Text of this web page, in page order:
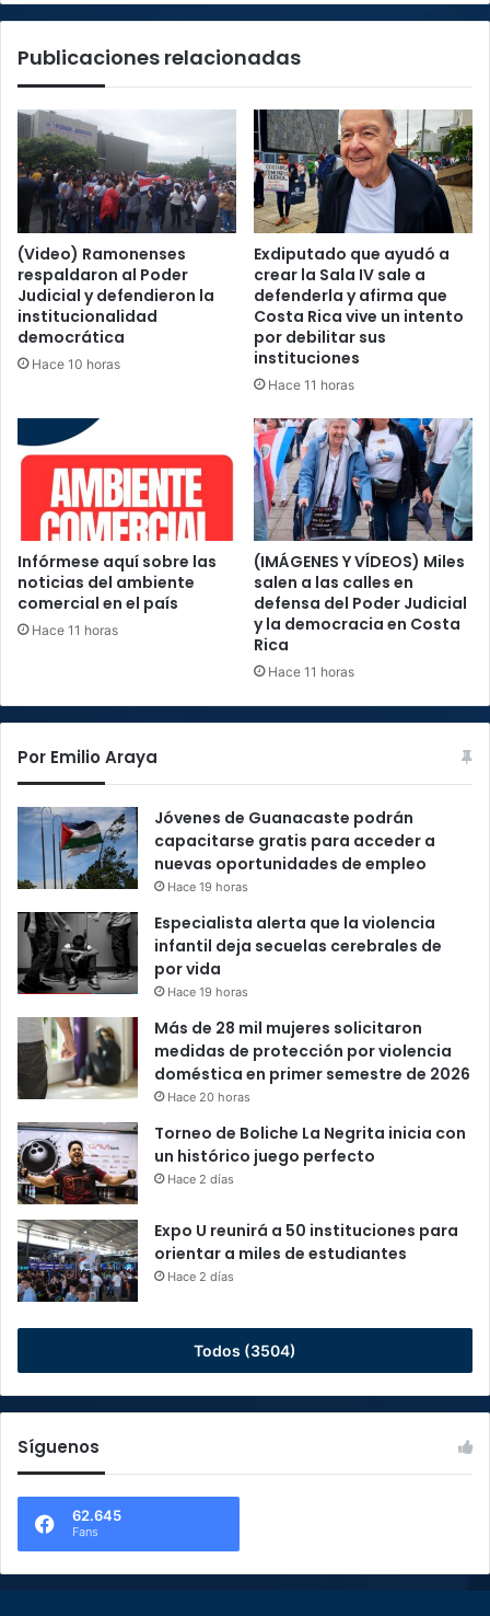
la
Publicaciones relacionadas
(Video) Ramonenses
respaldaron al Poder
Judicial y defendieron la
institucionalidad
democrática
Hace 10 horas
Exdiputado que ayudó a
crear la Sala IV sale a
defenderla y afirma que
Costa Rica vive un intento
por debilitar sus
instituciones
Hace 11 horas
Infórmese aquí sobre las
noticias del ambiente
comercial en el país
Hace 11 horas
(IMÁGENES Y VÍDEOS) Miles
salen a las calles en
defensa del Poder Judicial
y la democracia en Costa
Rica
Hace 11 horas
Por Emilio Araya
Jóvenes de Guanacaste podrán
capacitarse gratis para acceder a
nuevas oportunidades de empleo
Hace 19 horas
Especialista alerta que la violencia
infantil deja secuelas cerebrales de
por vida
Hace 19 horas
Más de 28 mil mujeres solicitaron
medidas de protección por violencia
doméstica en primer semestre de 2026
Hace 20 horas
Torneo de Boliche La Negrita inicia con
un histórico juego perfecto
Hace 2 días
Expo U reunirá a 50 instituciones para
orientar a miles de estudiantes
Hace 2 días
Todos (3504)
Síguenos
62.645
Fans